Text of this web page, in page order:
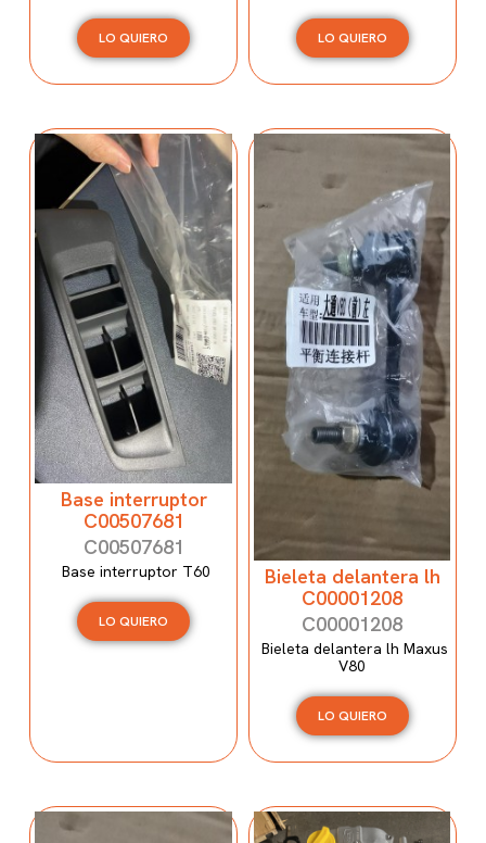
LO QUIERO LO QUIERO
Base interruptor
C00507681
C00507681
Base interruptor T60
LO QUIERO
Bieleta delantera lh
C00001208
C00001208
Bieleta delantera lh Maxus
V80
LO QUIERO